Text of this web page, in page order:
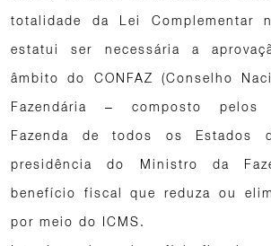
totalidade da Lei Complementar
estatui ser necessária a
âmbito do CONFAZ (Conselho
Fazendária – composto pelos
Fazenda de todos os Estados
presidência do Ministro da
benefício fiscal que reduza ou
por meio do ICMS.